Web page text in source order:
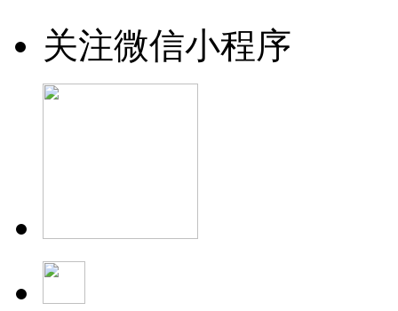
关注微信小程序